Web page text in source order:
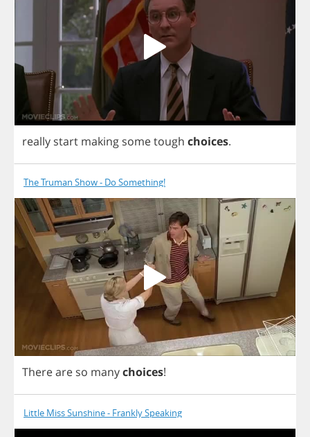
really start making sometough choices.
The Truman Show - Do Something!
Thereare so manychoices!
Little Miss Sunshine - Frankly Speaking